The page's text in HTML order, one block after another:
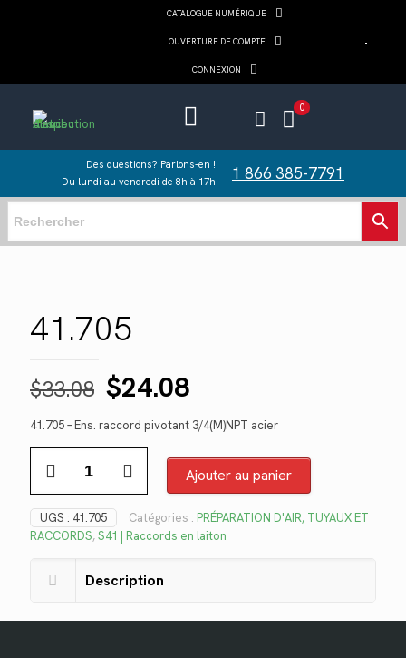
CATALOGUE NUMÉRIQUE
OUVERTURE DE COMPTE
CONNEXION
0
Des questions? Parlons-en !
Du lundi au vendredi de 8h à 17h
1 866 385-7791
41.705
$33.08 Le
prix
initial
était :
$33.08.
$24.08Le
prix
actuel
est :
$24.08.
41.705 – Ens. raccord pivotant 3/4(M)NPT acier
Ajouter au panier
UGS : 41.705 Catégories : PRÉPARATION D'AIR, TUYAUX ET
RACCORDS,S41 | Raccords en laiton
Description